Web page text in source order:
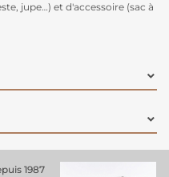
jupe…) et d'accessoire (sac à
1987